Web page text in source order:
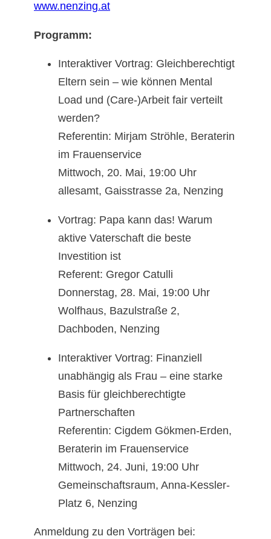
www.nenzing.at
Programm:
Interaktiver Vortrag: Gleichberechtigt
Eltern sein – wie können Mental
Load und (Care-)Arbeit fair verteilt
werden?
Referentin: Mirjam Ströhle, Beraterin
im Frauenservice
Mittwoch, 20. Mai, 19:00 Uhr
allesamt, Gaisstrasse 2a, Nenzing
Vortrag: Papa kann das! Warum
aktive Vaterschaft die beste
Investition ist
Referent: Gregor Catulli
Donnerstag, 28. Mai, 19:00 Uhr
Wolfhaus, Bazulstraße 2,
Dachboden, Nenzing
Interaktiver Vortrag: Finanziell
unabhängig als Frau – eine starke
Basis für gleichberechtigte
Partnerschaften
Referentin: Cigdem Gökmen-Erden,
Beraterin im Frauenservice
Mittwoch, 24. Juni, 19:00 Uhr
Gemeinschaftsraum, Anna-Kessler-
Platz 6, Nenzing
Anmeldung zu den Vorträgen bei: